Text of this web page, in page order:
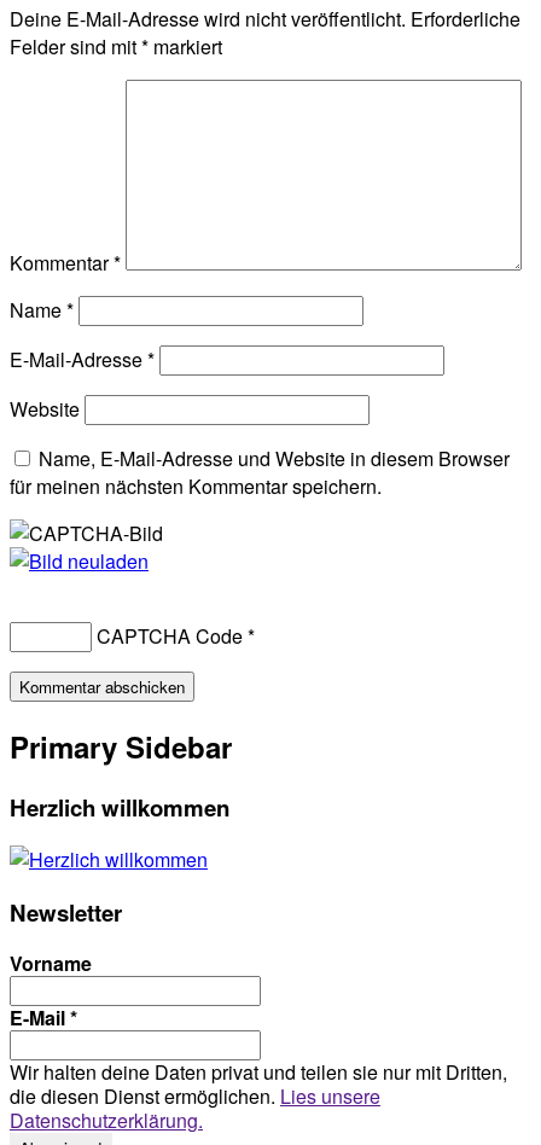
Deine E-Mail-Adresse wird nicht veröffentlicht. Erforderliche
Felder sind mit* markiert
Kommentar*
Name*
E-Mail-Adresse*
Website
Name, E-Mail-Adresse und Website in diesem Browser
für meinen nächsten Kommentar speichern.
CAPTCHA Code*
Primary Sidebar
Herzlich willkommen
Newsletter
Vorname
E-Mail*
Wir halten deine Daten privat und teilen sie nur mit Dritten,
die diesen Dienst ermöglichen. Lies unsere
Datenschutzerklärung.